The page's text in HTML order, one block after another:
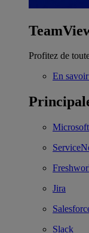
Profitez de
En
Jira
Slack